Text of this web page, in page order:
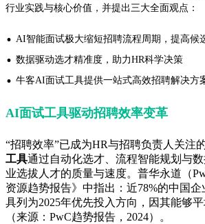
行业实践与核心价值，并提出三大全面观点：
· AI智能面试极大缩短招聘流程周期，提高候
· 数据驱动选才精准度，助力HR科学决策
· 牛客AI面试工具提供一站式高效招聘解决方
AI面试工具驱动招聘效率变革
“招聘效率”已成为HR与招聘负责人关注
工具通过自动化选才、流程智能规划与
业选拔人才的质量与速度。普华永道（
资源趋势报告》中指出：近78%的中国
具列为2025年优先投入方向，因其能够
（来源：PwC趋势报告，2024）。